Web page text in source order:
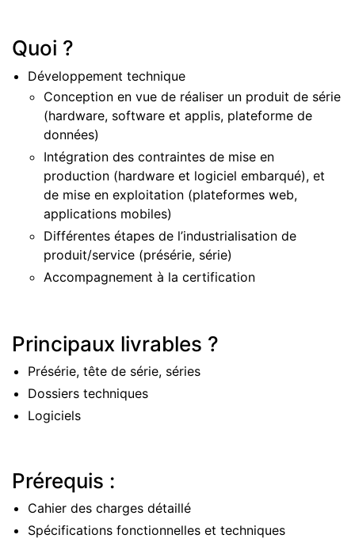
Quoi ?
Développement technique
Conception en vue de réaliser un produit de série
(hardware, software et applis, plateforme de
données)
Intégration des contraintes de mise en
production (hardware et logiciel embarqué), et
de mise en exploitation (plateformes web,
applications mobiles)
Différentes étapes de l’industrialisation de
produit/service (présérie, série)
Accompagnement à la certification
Principaux livrables ?
Présérie, tête de série, séries
Dossiers techniques
Logiciels
Prérequis :
Cahier des charges détaillé
Spécifications fonctionnelles et techniques